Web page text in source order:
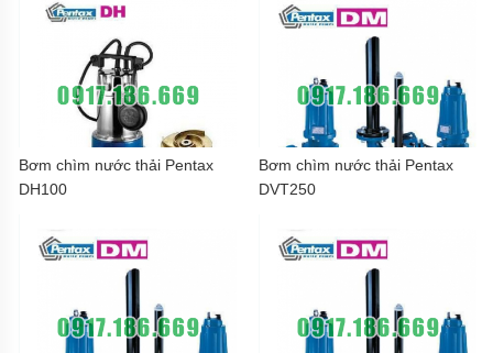
THẢI
SEALAND
THẢI
MASTRA
CHÌM
Bơm chìm nước thải Pentax
DH100
Bơm chìm nước thải Pentax
DVT250